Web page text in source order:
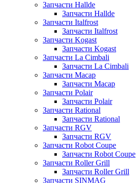
Запчасти Hallde
Запчасти Hallde
Запчасти Italfrost
Запчасти Italfrost
Запчасти Kogast
Запчасти Kogast
Запчасти La Cimbali
Запчасти La Cimbali
Запчасти Macap
Запчасти Macap
Запчасти Polair
Запчасти Polair
Запчасти Rational
Запчасти Rational
Запчасти RGV
Запчасти RGV
Запчасти Robot Coupe
Запчасти Robot Coupe
Запчасти Roller Grill
Запчасти Roller Grill
Запчасти SINMAG